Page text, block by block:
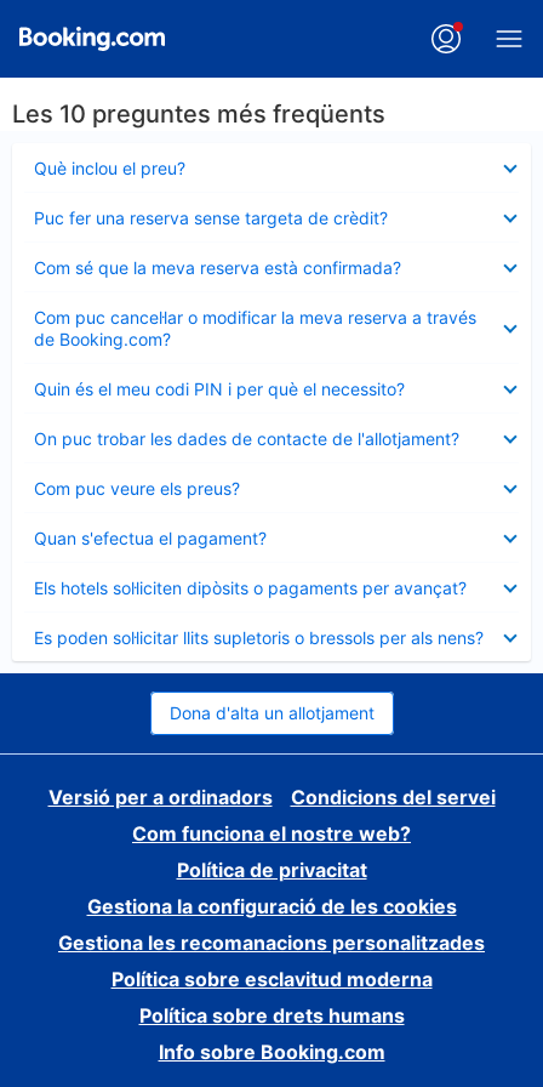
Les 10 preguntes més freqüents
Què inclou el preu?
tancat
Puc fer una reserva sense targeta de crèdit?
tancat
Com sé que la meva reserva està confirmada?
tancat
Com puc cancel·lar o modificar la meva reserva a través
de Booking.com?
tancat
Quin és el meu codi PIN i per què el necessito?
tancat
On puc trobar les dades de contacte de l'allotjament?
tancat
Com puc veure els preus?
tancat
Quan s'efectua el pagament?
tancat
Els hotels sol·liciten dipòsits o pagaments per avançat?
tancat
Es poden sol·licitar llits supletoris o bressols per als nens?
tancat
Dona d'alta un allotjament
Versió per a ordinadors
Condicions del servei
Com funciona el nostre web?
Política de privacitat
Gestiona la configuració de les cookies
Gestiona les recomanacions personalitzades
Política sobre esclavitud moderna
Política sobre drets humans
Info sobre Booking.com